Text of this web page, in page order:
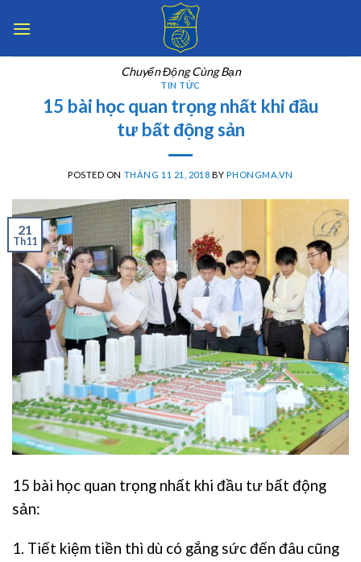
Chuyển Động Cùng Bạn
TIN TỨC
15 bài học quan trọng nhất khi đầu
tư bất động sản
POSTED ON THÁNG 11 21, 2018 BYPHONGMA.VN
21
Th11
15 bài học quan trọng nhất khi đầu tư bất động
sản:
1. Tiết kiệm tiền thì dù có gắng sức đến đâu cũng